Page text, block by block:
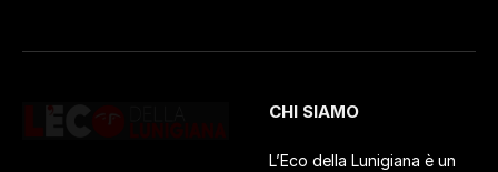
CHI SIAMO
L’Eco della Lunigiana è un